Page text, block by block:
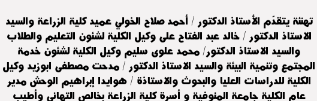
تهنئة يتقدّم الأستاذ الدكتور / أحمد صلاح الخولي عميد كلية الزراعة والسيد
الاستاذ الدكتور / خالد عبد الفتاح على وكيل الكلية لشئون التعليم والطلاب
والسيد الاستاذ الدكتور/ محمد علوى سليم وكيل الكلية لشئون خدمة
المجتمع وتنمية البيئة والسيد الاستاذ الدكتور / مدحت مصطفى ابوزيد وكيل
الكلية للدراسات العليا والبحوث والاستاذة / هوايدا إبراهيم الوحش مدير
عام الكلية جامعة المنوفية و أسرة كلية الزراعة بخالص التهاني وأطيب